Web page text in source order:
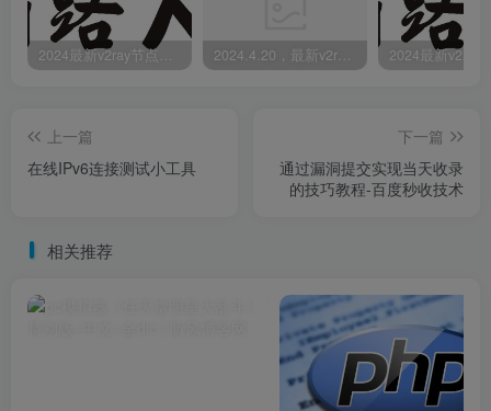
上一篇
在线IPv6连接测试小工具
下一篇
通过漏洞提交实现当天收录
的技巧教程-百度秒收技术
相关推荐